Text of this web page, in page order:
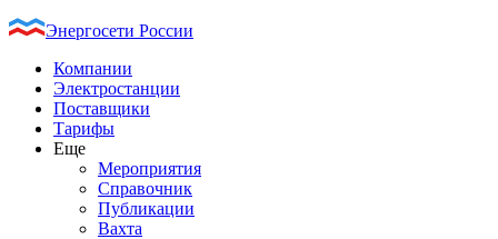
Энергосети России
Компании
Электростанции
Поставщики
Тарифы
Еще
Мероприятия
Справочник
Публикации
Вахта